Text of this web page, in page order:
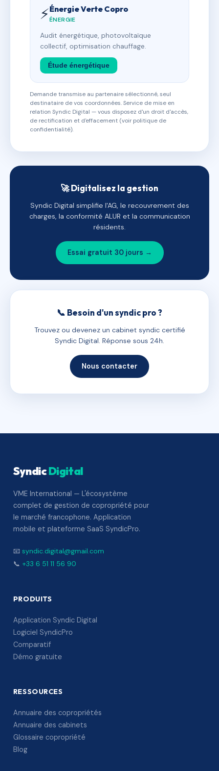
⚡Énergie Verte Copro
ÉNERGIE
Audit énergétique, photovoltaïque
collectif, optimisation chauffage.
Étude énergétique
Demande transmise au partenaire sélectionné, seul
destinataire de vos coordonnées. Service de mise en
relation Syndic Digital — vous disposez d'un droit d'accès,
de rectification et d'effacement (voir politique de
confidentialité).
🚀 Digitalisez la gestion
Syndic Digital simplifie l'AG, le recouvrement des
charges, la conformité ALUR et la communication
résidents.
Essai gratuit 30 jours →
📞 Besoin d'un syndic pro ?
Trouvez ou devenez un cabinet syndic certifié
Syndic Digital. Réponse sous 24h.
Nous contacter
SyndicDigital
VME International — L'écosystème
complet de gestion de copropriété pour
le marché francophone. Application
mobile et plateforme SaaS SyndicPro.
📧 syndic.digital@gmail.com
📞 +33 6 51 11 56 90
PRODUITS
Application Syndic Digital
Logiciel SyndicPro
Comparatif
Démo gratuite
RESSOURCES
Annuaire des copropriétés
Annuaire des cabinets
Glossaire copropriété
Blog